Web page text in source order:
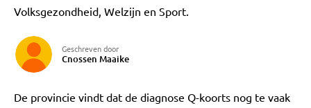
Volksgezondheid, Welzijn en Sport.
Geschreven door
Cnossen Maaike
De provincie vindt dat de diagnose Q-koorts nog te vaak